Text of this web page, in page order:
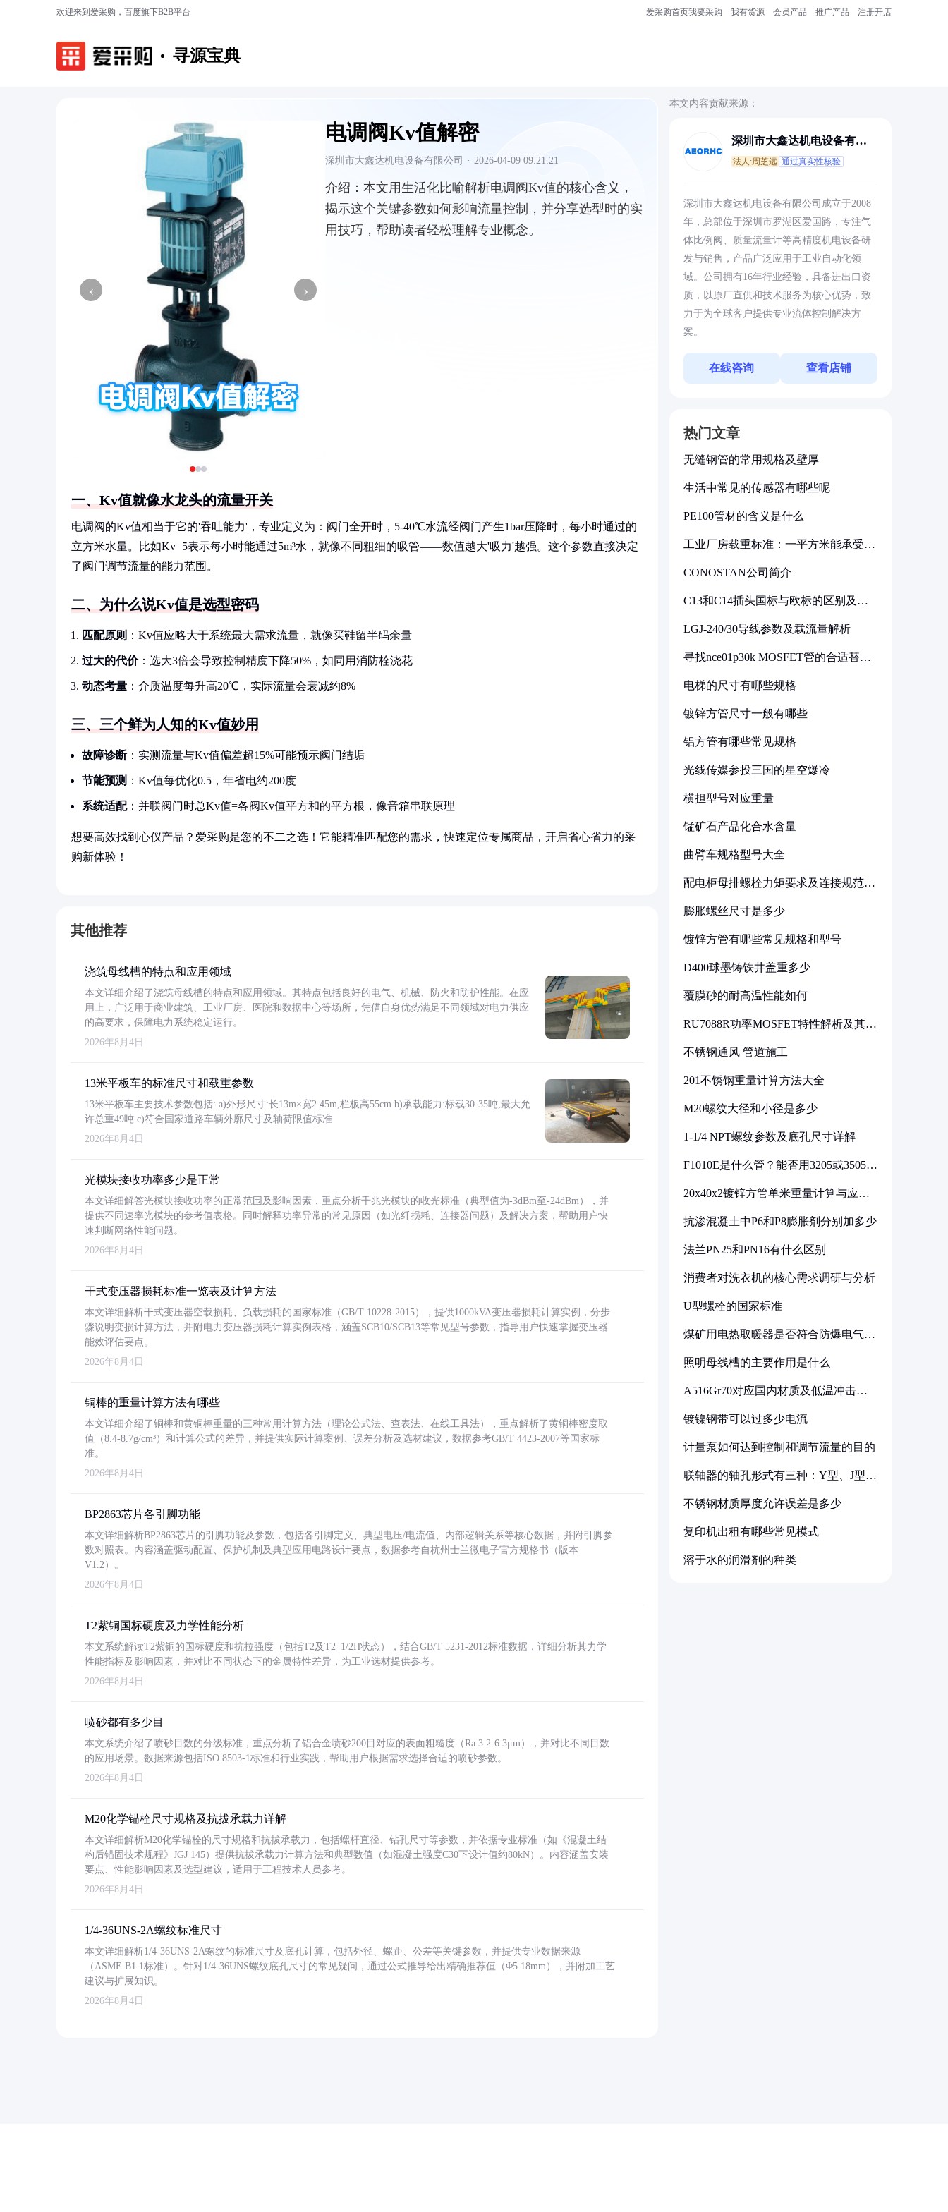
欢迎来到爱采购，百度旗下B2B平台 爱采购首页我要采购 我有货源 会员产品 推广产品 注册开店
寻源宝典
‹ ›
电调阀Kv值解密
深圳市大鑫达机电设备有限公司 · 2026-04-09 09:21:21
介绍： 本文用生活化比喻解析电调阀Kv值的核心含义，
揭示这个关键参数如何影响流量控制，并分享选型时的实
用技巧，帮助读者轻松理解专业概念。
一、Kv值就像水龙头的流量开关
电调阀的Kv值相当于它的'吞吐能力'，专业定义为：阀门全开时，5-40℃水流经阀门产生1bar压降时，每小时通过的
立方米水量。比如Kv=5表示每小时能通过5m³水，就像不同粗细的吸管——数值越大'吸力'越强。这个参数直接决定
了阀门调节流量的能力范围。
二、为什么说Kv值是选型密码
匹配原则 ：Kv值应略大于系统最大需求流量，就像买鞋留半码余量
过大的代价：选大3倍会导致控制精度下降50%，如同用消防栓浇花
动态考量 ：介质温度每升高20℃，实际流量会衰减约8%
三、三个鲜为人知的Kv值妙用
故障诊断：实测流量与Kv值偏差超15%可能预示阀门结垢
节能预测 ：Kv值每优化0.5，年省电约200度
系统适配：并联阀门时总Kv值=各阀Kv值平方和的平方根，像音箱串联原理
想要高效找到心仪产品？爱采购是您的不二之选！它能精准匹配您的需求，快速定位专属商品，开启省心省力的采
购新体验！
其他推荐
浇筑母线槽的特点和应用领域
本文详细介绍了浇筑母线槽的特点和应用领域。其特点包括良好的电气、机械、防火和防护性能。在应
用上，广泛用于商业建筑、工业厂房、医院和数据中心等场所，凭借自身优势满足不同领域对电力供应
的高要求，保障电力系统稳定运行。
2026年8月4日
13米平板车的标准尺寸和载重参数
13米平板车主要技术参数包括: a)外形尺寸:长13m×宽2.45m,栏板高55cm b)承载能力:标载30-35吨,最大允
许总重49吨 c)符合国家道路车辆外廓尺寸及轴荷限值标准
2026年8月4日
光模块接收功率多少是正常
本文详细解答光模块接收功率的正常范围及影响因素，重点分析千兆光模块的收光标准（典型值为-3dBm至-24dBm），并
提供不同速率光模块的参考值表格。同时解释功率异常的常见原因（如光纤损耗、连接器问题）及解决方案，帮助用户快
速判断网络性能问题。
2026年8月4日
干式变压器损耗标准一览表及计算方法
本文详细解析干式变压器空载损耗、负载损耗的国家标准（GB/T 10228-2015），提供1000kVA变压器损耗计算实例，分步
骤说明变损计算方法，并附电力变压器损耗计算实例表格，涵盖SCB10/SCB13等常见型号参数，指导用户快速掌握变压器
能效评估要点。
2026年8月4日
铜棒的重量计算方法有哪些
本文详细介绍了铜棒和黄铜棒重量的三种常用计算方法（理论公式法、查表法、在线工具法），重点解析了黄铜棒密度取
值（8.4-8.7g/cm³）和计算公式的差异，并提供实际计算案例、误差分析及选材建议，数据参考GB/T 4423-2007等国家标
准。
2026年8月4日
BP2863芯片各引脚功能
本文详细解析BP2863芯片的引脚功能及参数，包括各引脚定义、典型电压/电流值、内部逻辑关系等核心数据，并附引脚参
数对照表。内容涵盖驱动配置、保护机制及典型应用电路设计要点，数据参考自杭州士兰微电子官方规格书（版本
V1.2）。
2026年8月4日
T2紫铜国标硬度及力学性能分析
本文系统解读T2紫铜的国标硬度和抗拉强度（包括T2及T2_1/2H状态），结合GB/T 5231-2012标准数据，详细分析其力学
性能指标及影响因素，并对比不同状态下的金属特性差异，为工业选材提供参考。
2026年8月4日
喷砂都有多少目
本文系统介绍了喷砂目数的分级标准，重点分析了铝合金喷砂200目对应的表面粗糙度（Ra 3.2-6.3μm），并对比不同目数
的应用场景。数据来源包括ISO 8503-1标准和行业实践，帮助用户根据需求选择合适的喷砂参数。
2026年8月4日
M20化学锚栓尺寸规格及抗拔承载力详解
本文详细解析M20化学锚栓的尺寸规格和抗拔承载力，包括螺杆直径、钻孔尺寸等参数，并依据专业标准（如《混凝土结
构后锚固技术规程》JGJ 145）提供抗拔承载力计算方法和典型数值（如混凝土强度C30下设计值约80kN）。内容涵盖安装
要点、性能影响因素及选型建议，适用于工程技术人员参考。
2026年8月4日
1/4-36UNS-2A螺纹标准尺寸
本文详细解析1/4-36UNS-2A螺纹的标准尺寸及底孔计算，包括外径、螺距、公差等关键参数，并提供专业数据来源
（ASME B1.1标准）。针对1/4-36UNS螺纹底孔尺寸的常见疑问，通过公式推导给出精确推荐值（Φ5.18mm），并附加工艺
建议与扩展知识。
2026年8月4日
本文内容贡献来源：
深圳市大鑫达机电设备有限
法人:周芝远 通过真实性核验
深圳市大鑫达机电设备有限公司成立于2008
年，总部位于深圳市罗湖区爱国路，专注气
体比例阀、质量流量计等高精度机电设备研
发与销售，产品广泛应用于工业自动化领
域。公司拥有16年行业经验，具备进出口资
质，以原厂直供和技术服务为核心优势，致
力于为全球客户提供专业流体控制解决方
案。
在线咨询 查看店铺
热门文章
无缝钢管的常用规格及壁厚
生活中常见的传感器有哪些呢
PE100管材的含义是什么
工业厂房载重标准：一平方米能承受多
CONOSTAN公司简介
C13和C14插头国标与欧标的区别及其
LGJ-240/30导线参数及载流量解析
寻找nce01p30k MOSFET管的合适替代
电梯的尺寸有哪些规格
镀锌方管尺寸一般有哪些
铝方管有哪些常见规格
光线传媒参投三国的星空爆冷
横担型号对应重量
锰矿石产品化合水含量
曲臂车规格型号大全
配电柜母排螺栓力矩要求及连接规范详
膨胀螺丝尺寸是多少
镀锌方管有哪些常见规格和型号
D400球墨铸铁井盖重多少
覆膜砂的耐高温性能如何
RU7088R功率MOSFET特性解析及其在
不锈钢通风 管道施工
201不锈钢重量计算方法大全
M20螺纹大径和小径是多少
1-1/4 NPT螺纹参数及底孔尺寸详解
F1010E是什么管？能否用3205或3505代
20x40x2镀锌方管单米重量计算与应用
抗渗混凝土中P6和P8膨胀剂分别加多少
法兰PN25和PN16有什么区别
消费者对洗衣机的核心需求调研与分析
U型螺栓的国家标准
煤矿用电热取暖器是否符合防爆电气设
照明母线槽的主要作用是什么
A516Gr70对应国内材质及低温冲击要
镀镍钢带可以过多少电流
计量泵如何达到控制和调节流量的目的
联轴器的轴孔形式有三种：Y型、J型、
不锈钢材质厚度允许误差是多少
复印机出租有哪些常见模式
溶于水的润滑剂的种类